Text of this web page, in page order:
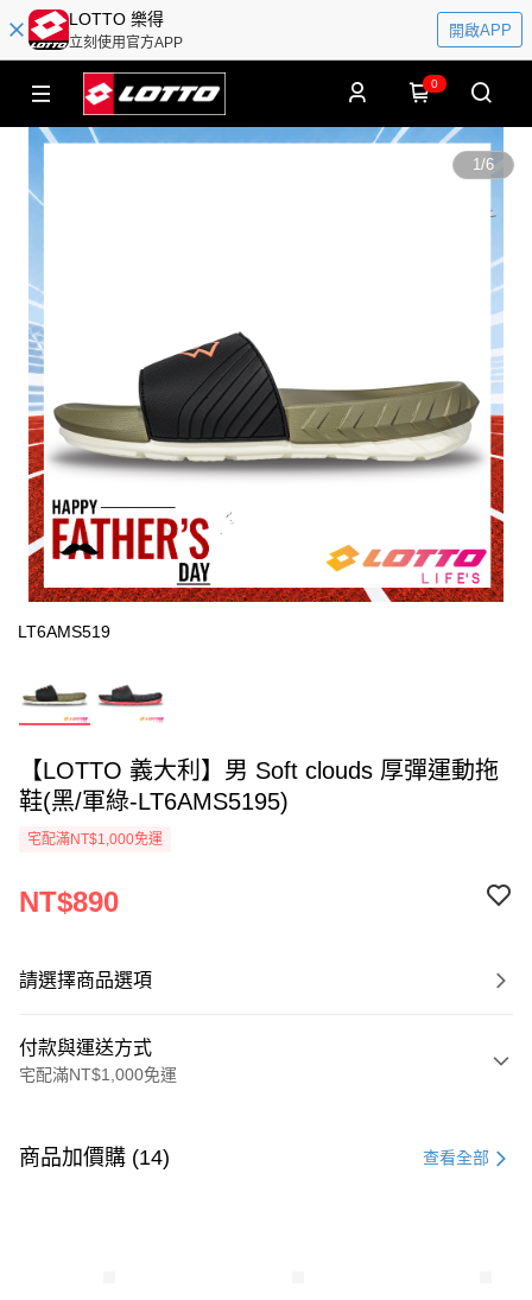
LOTTO 樂得
立刻使用官方APP
開啟APP
0
1/6
LT6AMS519
【LOTTO 義大利】男 Soft clouds 厚彈運動拖
鞋(黑/軍綠-LT6AMS5195)
宅配滿NT$1,000免運
NT$890
請選擇商品選項
付款與運送方式
宅配滿NT$1,000免運
信用卡一次付款
商品加價購 (14) 查看全部